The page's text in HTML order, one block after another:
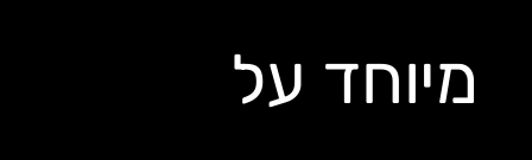
מיוחד על